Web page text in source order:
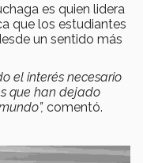
es quien lidera
que los estudiantes
un sentido más
el interés necesario
que han dejado
comentó.